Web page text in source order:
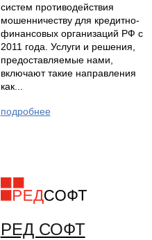
систем противодействия
мошенничеству для кредитно-
финансовых организаций РФ с
2011 года. Услуги и решения,
предоставляемые нами,
включают такие направления
как...
подробнее
РЕД СОФТ